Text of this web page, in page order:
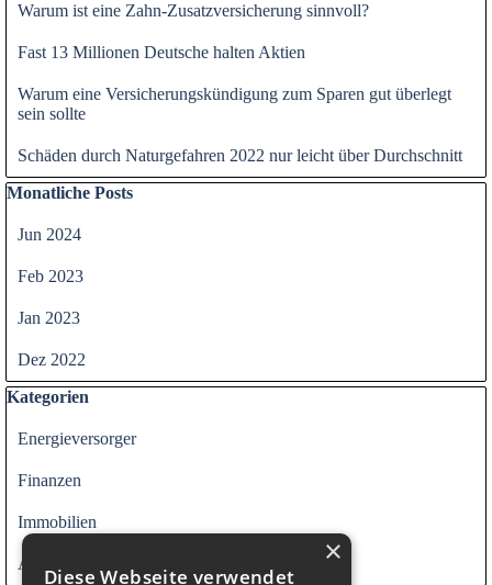
Warum ist eine Zahn-Zusatzversicherung sinnvoll?
Fast 13 Millionen Deutsche halten Aktien
Warum eine Versicherungskündigung zum Sparen gut überlegt
sein sollte
Schäden durch Naturgefahren 2022 nur leicht über Durchschnitt
Block überspringen Monatliche Posts
Monatliche Posts
Jun 2024
Feb 2023
Jan 2023
Dez 2022
Block überspringen Kategorien
Kategorien
Energieversorger
Finanzen
Immobilien
Alle Kategorien ×
Diese Webseite verwendet